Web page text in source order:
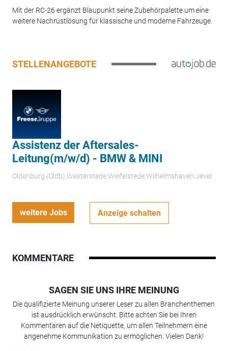
Mit der RC-26 ergänzt Blaupunkt seine Zubehörpalette um eine
weitere Nachrüstlösung für klassische und moderne Fahrzeuge.
STELLENANGEBOTE
Assistenz der Aftersales-
Leitung(m/w/d) - BMW & MINI
Oldenburg (Oldb);Westerstede;Wiefelstede;Wilhelmshaven;Jever
weitere Jobs Anzeige schalten
KOMMENTARE
SAGEN SIE UNS IHRE MEINUNG
Die qualifizierte Meinung unserer Leser zu allen Branchenthemen
ist ausdrücklich erwünscht. Bitte achten Sie bei Ihren
Kommentaren auf die Netiquette, um allen Teilnehmern eine
angenehme Kommunikation zu ermöglichen. Vielen Dank!